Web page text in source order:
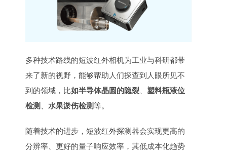
多种技术路线的短波红外相机为工业与科研都带
来了新的视野，能够帮助人们探查到人眼所见不
到的领域，比如半导体晶圆的隐裂
塑料瓶液位
检测
水果淤伤检测等。
随着技术的进步，短波红外探测器会实现更高的
分辨率、更好的量子响应效率，其低成本化趋势